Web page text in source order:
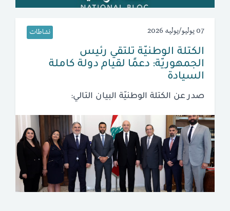
07 يوليو/يوليه 2026 نشاطات
الكتلة الوطنيّة تلتقي رئيس
الجمهوريّة: دعمًا لقيام دولة كاملة
السيادة
صدر عن الكتلة الوطنيّة البيان التالي: